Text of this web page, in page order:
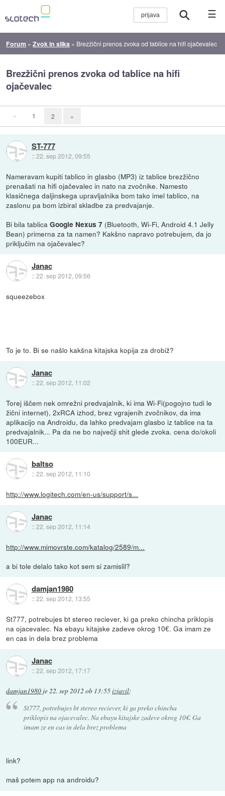
☰
Forum »Zvok in slika » Brezžični prenos zvoka od tablice na hifi ojačevalec
Brezžični prenos zvoka od tablice na hifi
ojačevalec
« 1 2 »
ST-777
::22. sep 2012, 09:55
Nameravam kupiti tablico in glasbo (MP3) iz tablice brezžično
prenašati na hifi ojačevalec in nato na zvočnike. Namesto
klasičnega daljinskega upravljalnika bom tako imel tablico, na
zaslonu pa bom izbiral skladbe za predvajanje.
Bi bila tablicaGoogle Nexus 7 (Bluetooth, Wi-Fi, Android 4.1 Jelly
Bean) primerna za ta namen? Kakšno napravo potrebujem, da jo
priključim na ojačevalec?
Janac
::22. sep 2012, 09:56
squeezebox
To je to. Bi se našlo kakšna kitajska kopija za drobiž?
Janac
::22. sep 2012, 11:02
Torej iščem nek omrežni predvajalnik, ki ima Wi-Fi(pogojno tudi le
žični internet), 2xRCA izhod, brez vgrajenih zvočnikov, da ima
aplikacijo na Androidu, da lahko predvajam glasbo iz tablice na ta
predvajalnik... Pa da ne bo največji shit glede zvoka. cena do/okoli
100EUR...
baltso
::22. sep 2012, 11:10
http://www.logitech.com/en-us/support/s...
Janac
::22. sep 2012, 11:14
http://www.mimovrste.com/katalog/2589/m...
a bi tole delalo tako kot sem si zamislil?
damjan1980
::22. sep 2012, 13:55
St777, potrebujes bt stereo reciever, ki ga preko chincha priklopis
na ojacevalec. Na ebayu kitajske zadeve okrog 10€. Ga imam ze
en cas in dela brez problema
Janac
::22. sep 2012, 17:17
damjan1980 je22. sep 2012 ob 13:55izjavil:
St777, potrebujes bt stereo reciever, ki ga preko chincha
priklopis na ojacevalec. Na ebayu kitajske zadeve okrog 10€. Ga
imam ze en cas in dela brez problema
link?
maš potem app na androidu?